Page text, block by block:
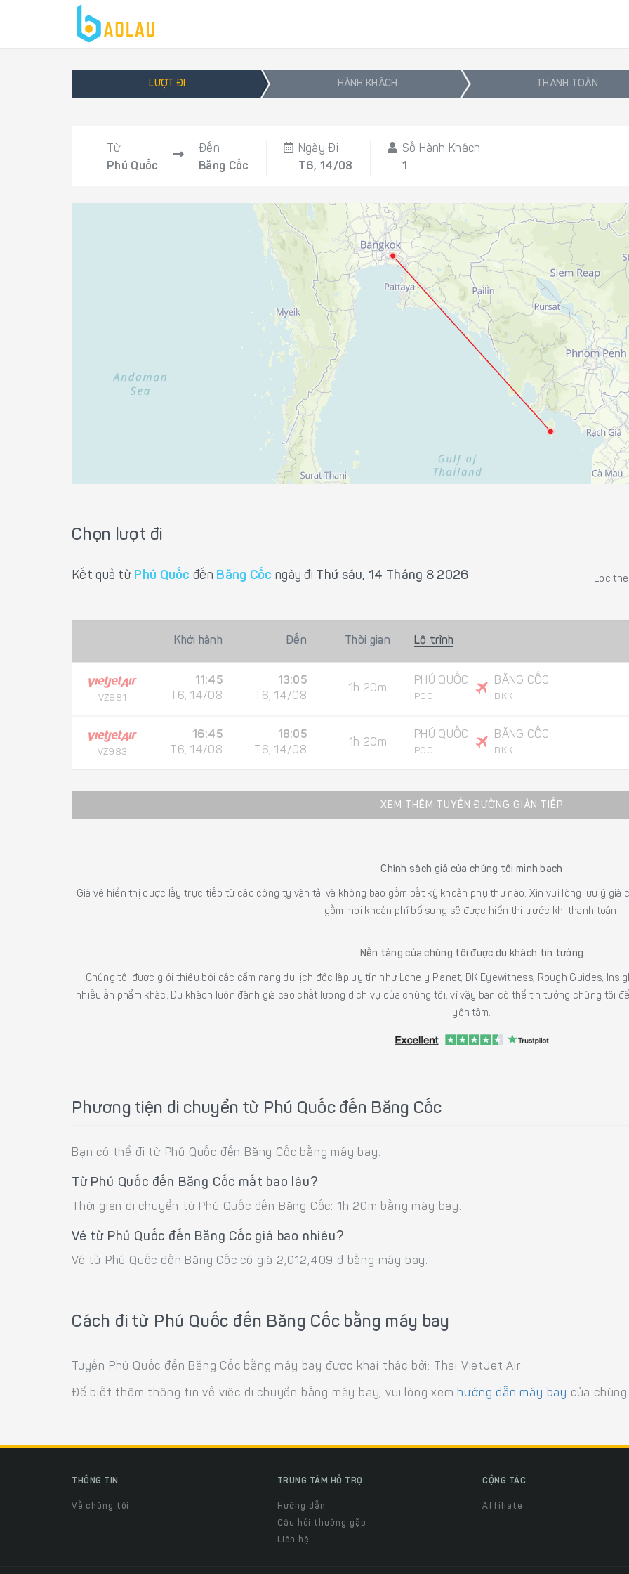
LƯỢT ĐI HÀNH KHÁCH THANH TOÁN
Từ
Phú Quốc
Đến
Băng Cốc
Ngày Đi
T6, 14/08
Số Hành Khách
1
Chọn lượt đi
Kết quả từ Phú Quốc đến Băng Cốc ngày đi Thứ sáu, 14 Tháng 8 2026 Lọc
Khởi hành Đến Thời gian Lộ trình
VZ981
11:45
T6, 14/08
13:05
T6, 14/08
1h 20m
PHÚ QUỐC
PQC
BĂNG CỐC
BKK
VZ983
16:45
T6, 14/08
18:05
T6, 14/08
1h 20m
PHÚ QUỐC
PQC
BĂNG CỐC
BKK
XEM THÊM TUYẾN ĐƯỜNG GIÁN TIẾP
Chính sách giá của chúng tôi minh bạch
Giá vé hiển thị được lấy trực tiếp từ các công ty vận tải và không bao gồm bất kỳ khoản phụ thu nào. Xin vui lòng lưu ý giá
gồm mọi khoản phí bổ sung sẽ được hiển thị trước khi thanh toán.
Nền tảng của chúng tôi được du khách tin tưởng
Chúng tôi được giới thiệu bởi các cẩm nang du lịch độc lập uy tín như Lonely Planet, DK Eyewitness, Rough Guides,
nhiều ấn phẩm khác. Du khách luôn đánh giá cao chất lượng dịch vụ của chúng tôi, vì vậy bạn có thể tin tưởng chúng tôi
yên tâm.
Phương tiện di chuyển từ Phú Quốc đến Băng Cốc
Bạn có thể đi từ Phú Quốc đến Băng Cốc bằng máy bay.
Từ Phú Quốc đến Băng Cốc mất bao lâu?
Thời gian di chuyển từ Phú Quốc đến Băng Cốc: 1h 20m bằng máy bay.
Vé từ Phú Quốc đến Băng Cốc giá bao nhiêu?
Vé từ Phú Quốc đến Băng Cốc có giá 2,012,409 đ bằng máy bay.
Cách đi từ Phú Quốc đến Băng Cốc bằng máy bay
Tuyến Phú Quốc đến Băng Cốc bằng máy bay được khai thác bởi: Thai VietJet Air.
Để biết thêm thông tin về việc di chuyển bằng máy bay, vui lòng xem hướng dẫn máy bay của
THÔNG TIN
Về chúng tôi
TRUNG TÂM HỖ TRỢ
Hướng dẫn
Câu hỏi thường gặp
Liên hệ
CỘNG TÁC
Affiliate